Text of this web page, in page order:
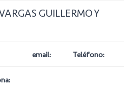
GUILLERMO Y
email: Teléfono: